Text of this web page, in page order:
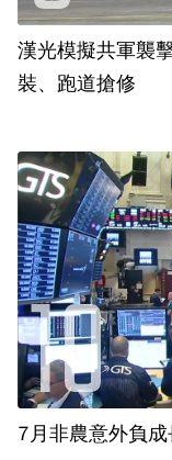
漢光模擬共軍襲
裝、跑道搶修
7月非農意外負